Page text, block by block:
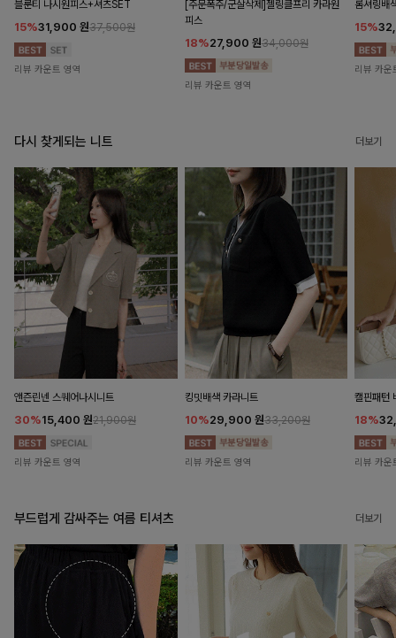
블룬티 나시원피스+셔츠SET
15%31,900 원37,500원
리뷰 카운트 영역
[주문폭주/군살삭제]젤링클프리 카라원
피스
18%27,900 원34,000원
리뷰 카운트 영역
롬셔링배
15%
리뷰 카운
다시 찾게되는 니트 더보기
앤즌린넨 스퀘어나시니트
30%15,400 원21,900원
리뷰 카운트 영역
킹밋배색 카라니트
10%29,900 원33,200원
리뷰 카운트 영역
캘핀패턴
18%
리뷰 카운
부드럽게 감싸주는 여름 티셔츠 더보기